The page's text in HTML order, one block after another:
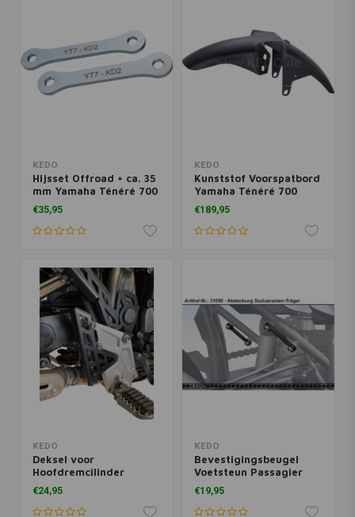
KEDO
Hijsset Offroad + ca. 35
mm Yamaha Ténéré 700
€35,95
KEDO
Kunststof Voorspatbord
Yamaha Ténéré 700
€189,95
KEDO
Deksel voor
Hoofdremcilinder
achter HD Yamaha
Ténéré 700 | Zwart
Gecoat
€24,95
KEDO
Bevestigingsbeugel
Voetsteun Passagier
Yamaha Ténéré 700
€19,95